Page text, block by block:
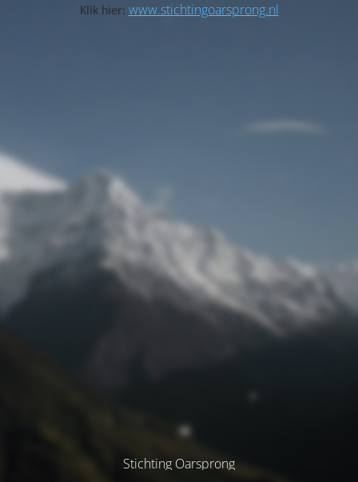
Klik hier: www.stichtingoarsprong.nl
Stichting Oarsprong